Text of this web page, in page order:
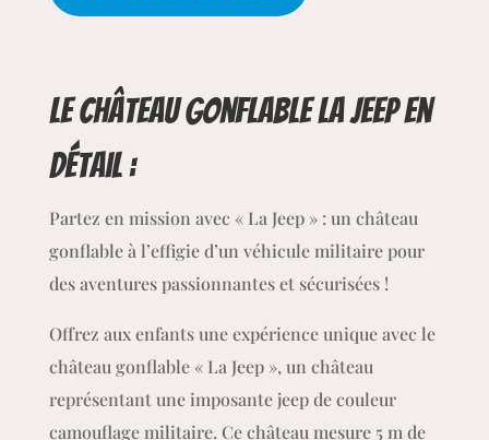
6 jours : 240€
9 jours : 330€
10 jours : 360€
JE SOUHAITE LOUER
Le château gonflable La Jeepen
détail :